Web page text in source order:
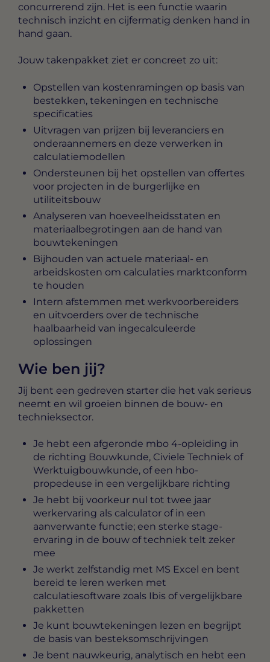
concurrerend zijn. Het is een functie waarin
technisch inzicht en cijfermatig denken hand in
hand gaan.
Jouw takenpakket ziet er concreet zo uit:
Opstellen van kostenramingen op basis van
bestekken, tekeningen en technische
specificaties
Uitvragen van prijzen bij leveranciers en
onderaannemers en deze verwerken in
calculatiemodellen
Ondersteunen bij het opstellen van offertes
voor projecten in de burgerlijke en
utiliteitsbouw
Analyseren van hoeveelheidsstaten en
materiaalbegrotingen aan de hand van
bouwtekeningen
Bijhouden van actuele materiaal- en
arbeidskosten om calculaties marktconform
te houden
Intern afstemmen met werkvoorbereiders
en uitvoerders over de technische
haalbaarheid van ingecalculeerde
oplossingen
Wie ben jij?
Jij bent een gedreven starter die het vak serieus
neemt en wil groeien binnen de bouw- en
technieksector.
Je hebt een afgeronde mbo 4-opleiding in
de richting Bouwkunde, Civiele Techniek of
Werktuigbouwkunde, of een hbo-
propedeuse in een vergelijkbare richting
Je hebt bij voorkeur nul tot twee jaar
werkervaring als calculator of in een
aanverwante functie; een sterke stage-
ervaring in de bouw of techniek telt zeker
mee
Je werkt zelfstandig met MS Excel en bent
bereid te leren werken met
calculatiesoftware zoals Ibis of vergelijkbare
pakketten
Je kunt bouwtekeningen lezen en begrijpt
de basis van besteksomschrijvingen
Je bent nauwkeurig, analytisch en hebt een